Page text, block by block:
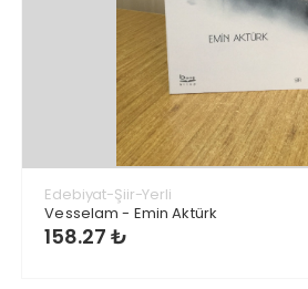
Edebiyat-Şiir-Yerli
Vesselam - Emin Aktürk
158.27 ₺